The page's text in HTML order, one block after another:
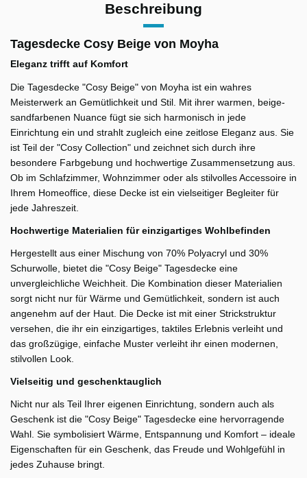
Beschreibung
Tagesdecke Cosy Beige von Moyha
Eleganz trifft auf Komfort
Die Tagesdecke "Cosy Beige" von Moyha ist ein wahres
Meisterwerk an Gemütlichkeit und Stil. Mit ihrer warmen, beige-
sandfarbenen Nuance fügt sie sich harmonisch in jede
Einrichtung ein und strahlt zugleich eine zeitlose Eleganz aus. Sie
ist Teil der "Cosy Collection" und zeichnet sich durch ihre
besondere Farbgebung und hochwertige Zusammensetzung aus.
Ob im Schlafzimmer, Wohnzimmer oder als stilvolles Accessoire in
Ihrem Homeoffice, diese Decke ist ein vielseitiger Begleiter für
jede Jahreszeit.
Hochwertige Materialien für einzigartiges Wohlbefinden
Hergestellt aus einer Mischung von 70% Polyacryl und 30%
Schurwolle, bietet die "Cosy Beige" Tagesdecke eine
unvergleichliche Weichheit. Die Kombination dieser Materialien
sorgt nicht nur für Wärme und Gemütlichkeit, sondern ist auch
angenehm auf der Haut. Die Decke ist mit einer Strickstruktur
versehen, die ihr ein einzigartiges, taktiles Erlebnis verleiht und
das großzügige, einfache Muster verleiht ihr einen modernen,
stilvollen Look​​.
Vielseitig und geschenktauglich
Nicht nur als Teil Ihrer eigenen Einrichtung, sondern auch als
Geschenk ist die "Cosy Beige" Tagesdecke eine hervorragende
Wahl. Sie symbolisiert Wärme, Entspannung und Komfort – ideale
Eigenschaften für ein Geschenk, das Freude und Wohlgefühl in
jedes Zuhause bringt​​.